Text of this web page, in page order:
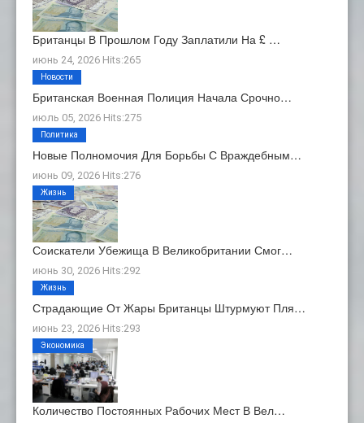
Британцы В Прошлом Году Заплатили На £ …
июнь 24, 2026 Hits:265
Британская Военная Полиция Начала Срочно…
июль 05, 2026 Hits:275
Новости
Новые Полномочия Для Борьбы С Враждебным…
июнь 09, 2026 Hits:276
Политика
Соискатели Убежища В Великобритании Смог…
июнь 30, 2026 Hits:292
Жизнь
Страдающие От Жары Британцы Штурмуют Пля…
июнь 23, 2026 Hits:293
Жизнь
Количество Постоянных Рабочих Мест В Вел…
Экономика